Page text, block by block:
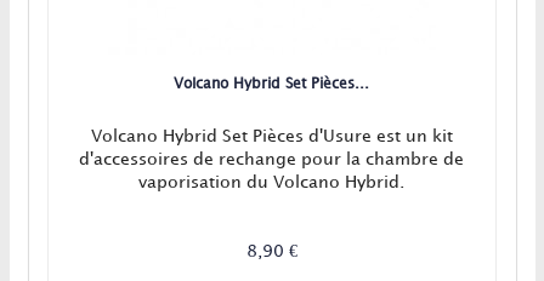
Volcano Hybrid Set Pièces...
Volcano Hybrid Set Pièces d'Usure est un kit
d'accessoires de rechange pour la chambre de
vaporisation du Volcano Hybrid.
8,90 €